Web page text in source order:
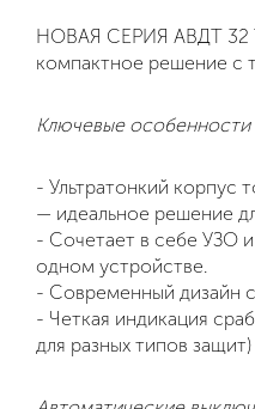
НОВАЯ СЕРИЯ АВДТ 32
компактное решение с
Ключевые особенности
- Ультратонкий корпус
— идеальное решение
- Сочетает в себе УЗО
одном устройстве.
- Современный дизайн
- Четкая индикация
для разных типов защит)